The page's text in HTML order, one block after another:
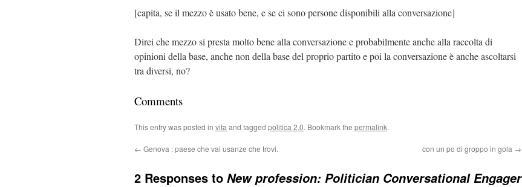
[capita, se il mezzo è usato bene, e se ci sono persone disponibili alla conversazione]
Direi che mezzo si presta molto bene alla conversazione e probabilmente anche alla raccolta di
opinioni della base, anche non della base del proprio partito e poi la conversazione è anche ascoltarsi
tra diversi, no?
Comments
This entry was posted in vita and tagged politica 2.0. Bookmark the permalink.
← Genova : paese che vai usanze che trovi. con un po di groppo in gola →
2 Responses to New profession: Politician Conversational Engager